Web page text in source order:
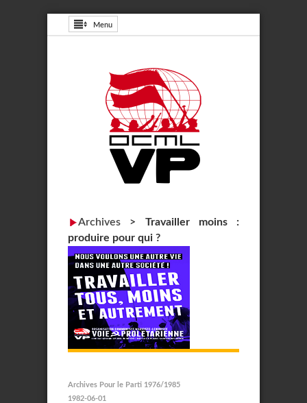
Menu
Archives > Travailler moins :
produire pour qui ?
Archives Pour le Parti 1976/1985
1982-06-01